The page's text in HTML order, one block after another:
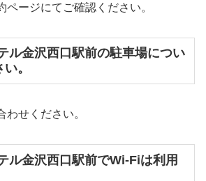
ページにてご確認ください。
ル金沢西口駅前の駐車場につい
。
わせください。
ル金沢西口駅前でWi-Fiは利用